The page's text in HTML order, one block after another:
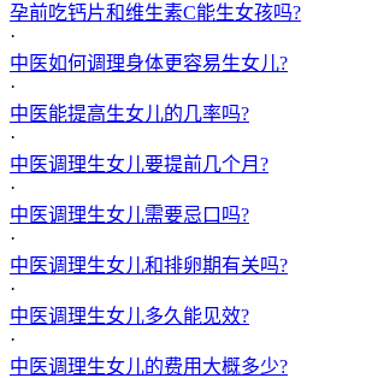
孕前吃钙片和维生素C能生女孩吗?
·
中医如何调理身体更容易生女儿?
·
中医能提高生女儿的几率吗?
·
中医调理生女儿要提前几个月?
·
中医调理生女儿需要忌口吗?
·
中医调理生女儿和排卵期有关吗?
·
中医调理生女儿多久能见效?
·
中医调理生女儿的费用大概多少?